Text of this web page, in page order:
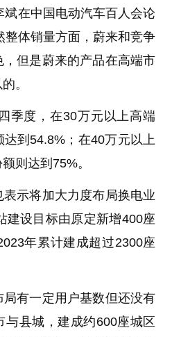
在中国电动汽车百人会论
整体销量方面，蔚来和竞争
但是蔚来的产品在高端市
。
季度，在30万元以上高端
到54.8%；在40万元以上
则达到75%。
示将加大力度布局换电业
建设目标由原定新增400座
年累计建成超过2300座
有一定用户基数但还没有
与县城，建成约600座城区